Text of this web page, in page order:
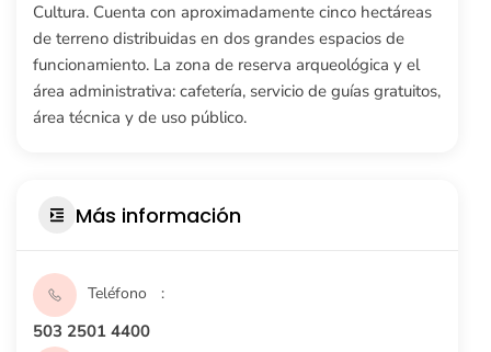
Cultura. Cuenta con aproximadamente cinco hectáreas
de terreno distribuidas en dos grandes espacios de
funcionamiento. La zona de reserva arqueológica y el
área administrativa: cafetería, servicio de guías gratuitos,
área técnica y de uso público.
Más información
Teléfono
503 2501 4400